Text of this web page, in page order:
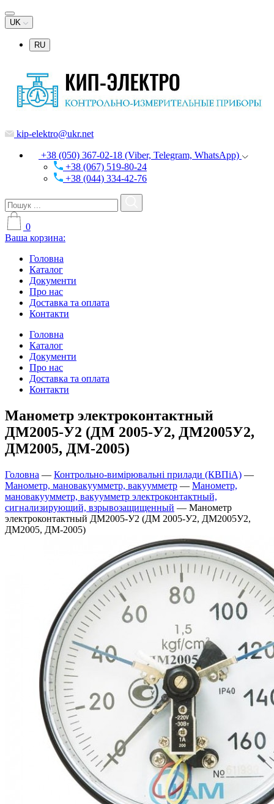
UK
RU
kip-elektro@ukr.net
+38 (050) 367-02-18 (Viber, Telegram, WhatsApp)
+38 (067) 519-80-24
+38 (044) 334-42-76
0
Ваша корзина:
Головна
Каталог
Документи
Про нас
Доставка та оплата
Контакти
Головна
Каталог
Документи
Про нас
Доставка та оплата
Контакти
Манометр электроконтактный
ДМ2005-У2 (ДМ 2005-У2, ДМ2005У2,
ДМ2005, ДМ-2005)
Головна — Контрольно-вимірювальні прилади (КВПіА) —
Манометр, мановакуумметр, вакуумметр — Манометр,
мановакуумметр, вакуумметр электроконтактный,
сигнализирующий, взрывозащищенный — Манометр
электроконтактный ДМ2005-У2 (ДМ 2005-У2, ДМ2005У2,
ДМ2005, ДМ-2005)